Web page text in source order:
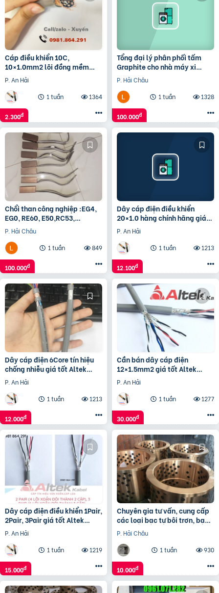
Cáp điều khiển 10C,
10×1.0mm2 lõi đồng mềm
chính hãng giá tốt
P. An Hải
1 tuần
1364
2.300đ
Tổng đại lý phân phối tấm
Graphite cho nhà máy xi
măng
P. Hải Châu
1 tuần
1328
100.000đ
Chổi than công nghiệp :EG4,
EG0, RE60, E50,RC53,
KD5883K…
P. Hải Châu
1 tuần
849
100.000đ
Dây cáp điện điều khiển
20×1.0 hàng chính hãng giá
tốt
P. An Hải
1 tuần
1213
12.100đ
Dây cáp điện 6Core tín hiệu
chống nhiễu giá tốt Altek
kabel
P. An Hải
1 tuần
1213
12.000đ
Cần bán dây cáp điện
12×1.5mm2 giá tốt Altek
Kabel
P. An Hải
1 tuần
1277
30.000đ
Dây cáp điện điều khiển 1Pair,
2Pair, 3Pair giá tốt Altek
Kabel
P. An Hải
1 tuần
1219
15.000đ
Chuyên gia tư vấn, cung cấp
các loại bạc tự bôi trơn, bạc
đồng tiết dầu
P. Hải Châu
1 tuần
930
10.000đ